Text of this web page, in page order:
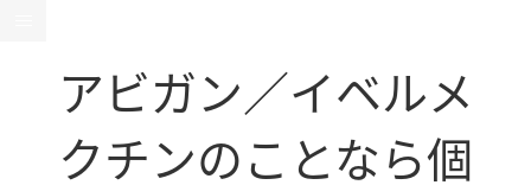
アビガン／イベルメ
クチンのことなら個